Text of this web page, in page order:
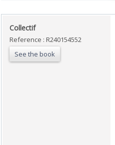
‎Collectif‎
Reference : R240154552
See the book